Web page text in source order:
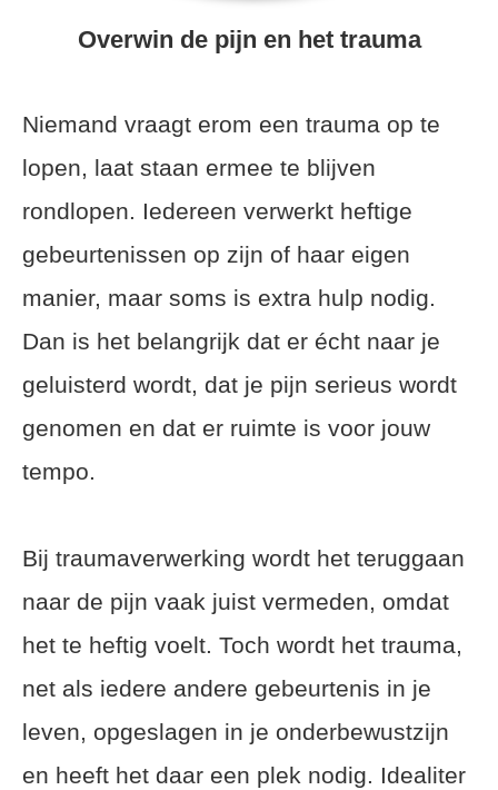
Overwin de pijn en het trauma
Niemand vraagt erom een trauma op te
lopen, laat staan ermee te blijven
rondlopen. Iedereen verwerkt heftige
gebeurtenissen op zijn of haar eigen
manier, maar soms is extra hulp nodig.
Dan is het belangrijk dat er écht naar je
geluisterd wordt, dat je pijn serieus wordt
genomen en dat er ruimte is voor jouw
tempo.
Bij traumaverwerking wordt het teruggaan
naar de pijn vaak juist vermeden, omdat
het te heftig voelt. Toch wordt het trauma,
net als iedere andere gebeurtenis in je
leven, opgeslagen in je onderbewustzijn
en heeft het daar een plek nodig. Idealiter